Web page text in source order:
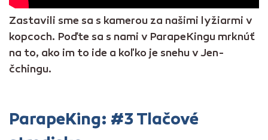
Zastavili sme sa s kamerou za našimi lyžiarmi v
kopcoch. Poďte sa s nami v ParapeKingu mrknúť
na to, ako im to ide a koľko je snehu v Jen-
čchingu.
ParapeKing: #3 Tlačové